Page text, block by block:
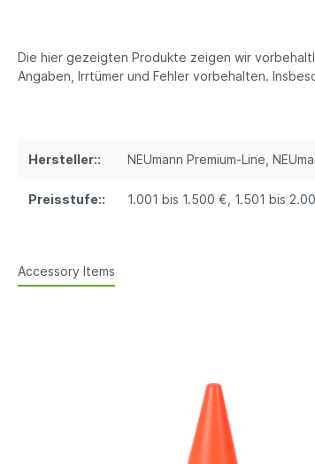
Die hier gezeigten Produkte zeigen wir
Angaben, Irrtümer und Fehler vorbehalten.
Hersteller:: NEUmann Premium-Line ,
Preisstufe:: 1.001 bis 1.500 € , 1.501 bis
Accessory Items